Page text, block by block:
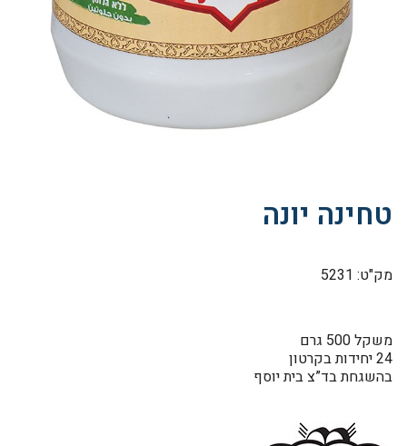
טחינה יונה
מק"ט: 5231
משקל 500 גרם
24 יחידות בקרטון
בהשגחת בד”צ בית יוסף